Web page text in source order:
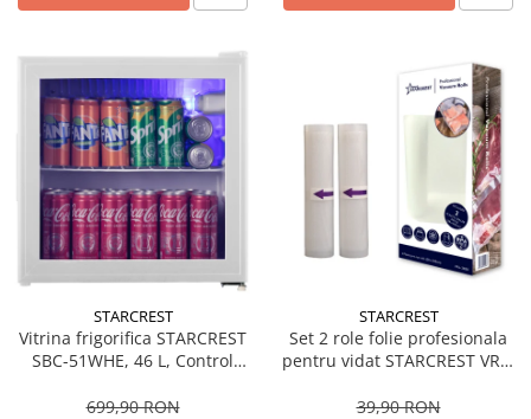
STARCREST
Vitrina frigorifica STARCREST
SBC-51WHE, 46 L, Control
48.8 cm, Alb
699,90 RON
STARCREST
Set 2 role folie profesionala
pentru vidat STARCREST VRL-
reutilizabile, sous vide,
39,90 RON